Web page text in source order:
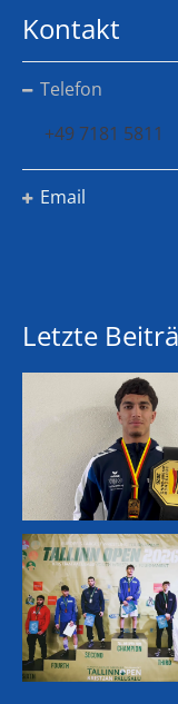
Kontakt
Telefon
+49 7181 5811
Email
Letzte